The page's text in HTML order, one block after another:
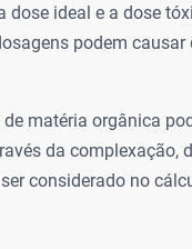
dose ideal e a dose
podem causar
matéria orgânica
da complexação,
considerado no